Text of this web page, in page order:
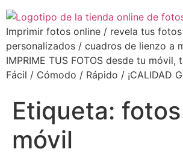
Imprimir fotos online / revela tus
personalizados / cuadros de lienzo a
IMPRIME TUS FOTOS desde tu
Fácil / Cómodo / Rápido / ¡CALIDAD
Etiqueta:
móvil